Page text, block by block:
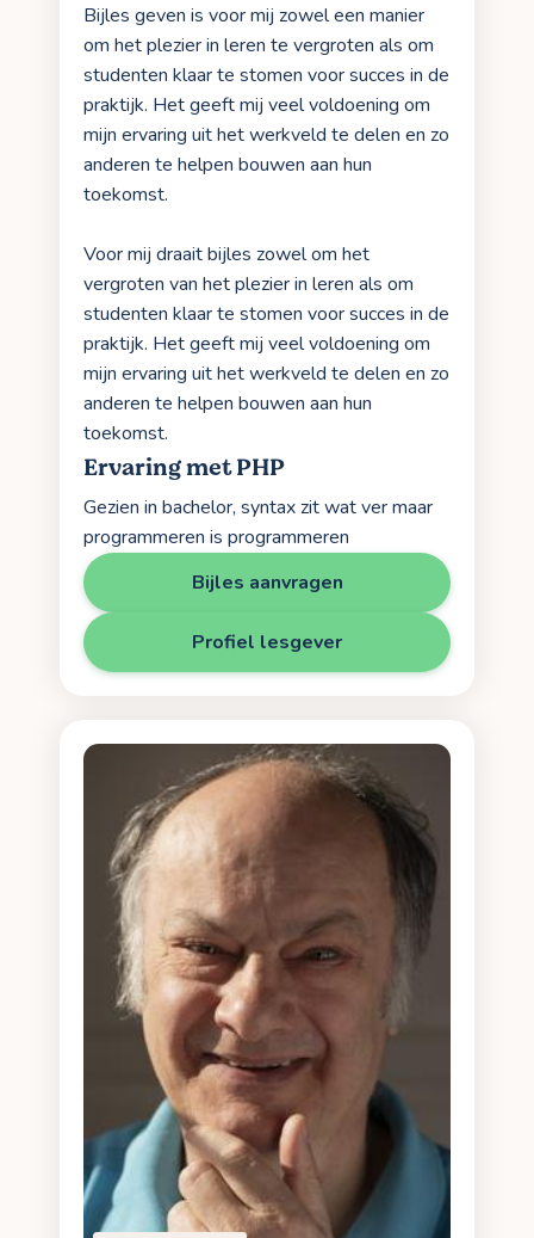
Bijles geven is voor mij zowel een manier
om het plezier in leren te vergroten als om
studenten klaar te stomen voor succes in de
praktijk. Het geeft mij veel voldoening om
mijn ervaring uit het werkveld te delen en zo
anderen te helpen bouwen aan hun
toekomst.
Voor mij draait bijles zowel om het
vergroten van het plezier in leren als om
studenten klaar te stomen voor succes in de
praktijk. Het geeft mij veel voldoening om
mijn ervaring uit het werkveld te delen en zo
anderen te helpen bouwen aan hun
toekomst.
Ervaring met PHP
Gezien in bachelor, syntax zit wat ver maar
programmeren is programmeren
Bijles aanvragen
Profiel lesgever